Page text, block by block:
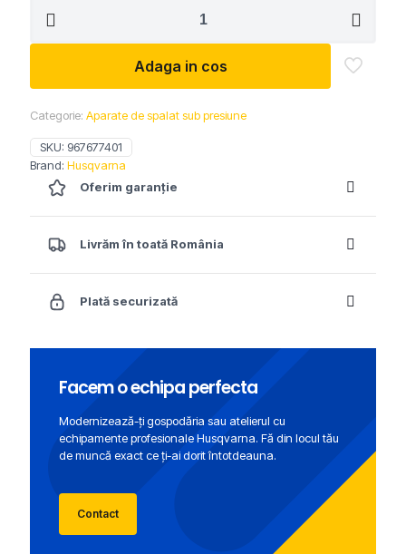
PRESIUNE
PW
235
Adaga in cos
Categorie: Aparate de spalat sub presiune
SKU: 967677401
Brand: Husqvarna
Oferim garanție
Livrăm în toată România
Plată securizată
Facem o echipa perfecta
Modernizează-ți gospodăria sau atelierul cu
echipamente profesionale Husqvarna. Fă din locul tău
de muncă exact ce ți-ai dorit întotdeauna.
Contact